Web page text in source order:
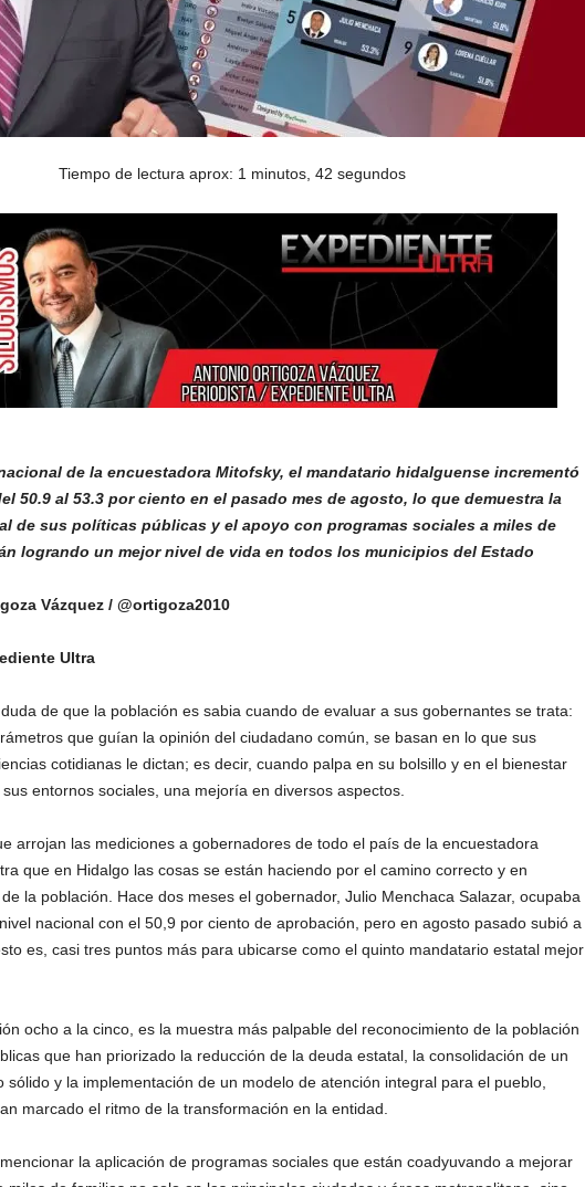
Tiempo de lectura aprox: 1 minutos, 42 segundos
de la encuestadora Mitofsky, el mandatario hidalguense incrementó
50.9 al 53.3 por ciento en el pasado mes de agosto, lo que demuestra la
de sus políticas públicas y el apoyo con programas sociales a miles de
logrando un mejor nivel de vida en todos los municipios del Estado
Vázquez / @ortigoza2010
Ultra
de que la población es sabia cuando de evaluar a sus gobernantes se trata:
que guían la opinión del ciudadano común, se basan en lo que sus
cotidianas le dictan; es decir, cuando palpa en su bolsillo y en el bienestar
entornos sociales, una mejoría en diversos aspectos.
arrojan las mediciones a gobernadores de todo el país de la encuestadora
que en Hidalgo las cosas se están haciendo por el camino correcto y en
la población. Hace dos meses el gobernador, Julio Menchaca Salazar, ocupaba
nacional con el 50,9 por ciento de aprobación, pero en agosto pasado subió a
es, casi tres puntos más para ubicarse como el quinto mandatario estatal mejor
ocho a la cinco, es la muestra más palpable del reconocimiento de la población
que han priorizado la reducción de la deuda estatal, la consolidación de un
sólido y la implementación de un modelo de atención integral para el pueblo,
marcado el ritmo de la transformación en la entidad.
la aplicación de programas sociales que están coadyuvando a mejorar